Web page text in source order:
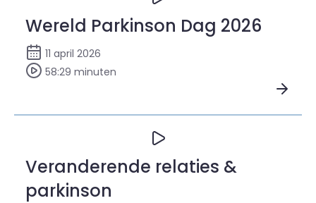
Wereld Parkinson Dag 2026
11 april 2026
58:29 minuten
Veranderende relaties &
parkinson